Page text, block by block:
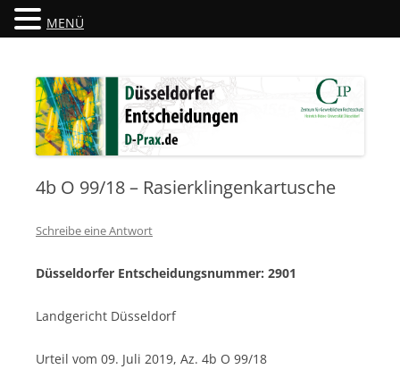
Düsseldorfer Entscheidungen
4b O 99/18 – Rasierklingenkartusche
Schreibe eine Antwort
Düsseldorfer Entscheidungsnummer: 2901
Landgericht Düsseldorf
Urteil vom 09. Juli 2019, Az. 4b O 99/18
MENÜ